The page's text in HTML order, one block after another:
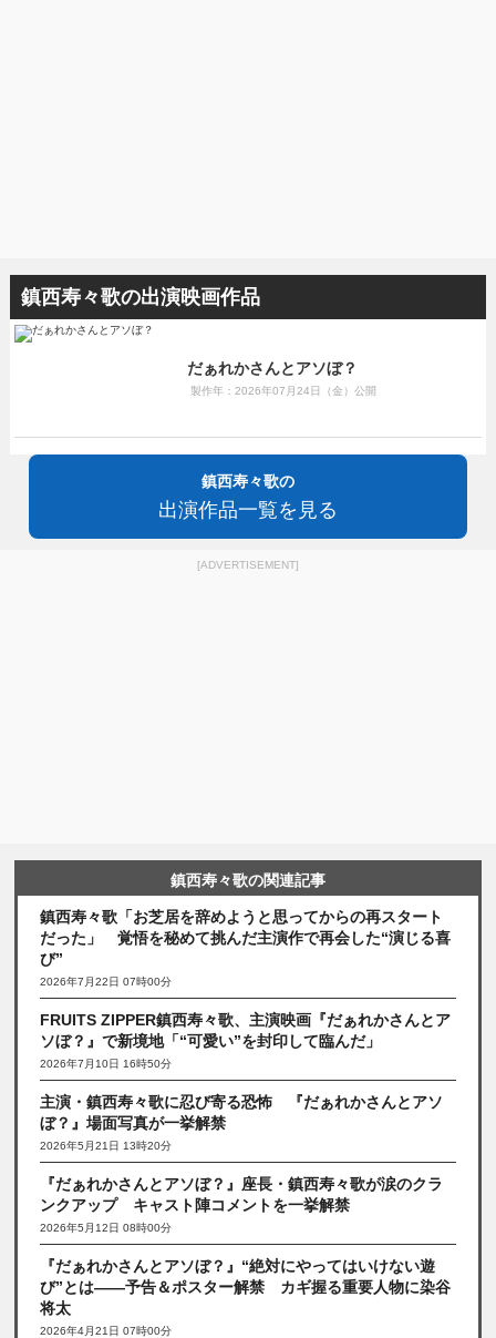
鎮西寿々歌の出演映画作品
だぁれかさんとアソぼ？
製作年：2026年07月24日（金）公開
鎮西寿々歌の
出演作品一覧を見る
[ADVERTISEMENT]
鎮西寿々歌の関連記事
鎮西寿々歌「お芝居を辞めようと思ってからの再スタート
だった」 覚悟を秘めて挑んだ主演作で再会した“演じる喜
び”
2026年7月22日 07時00分
FRUITS ZIPPER鎮西寿々歌、主演映画『だぁれかさんとア
ソぼ？』で新境地「“可愛い”を封印して臨んだ」
2026年7月10日 16時50分
主演・鎮西寿々歌に忍び寄る恐怖 『だぁれかさんとアソ
ぼ？』場面写真が一挙解禁
2026年5月21日 13時20分
『だぁれかさんとアソぼ？』座長・鎮西寿々歌が涙のクラ
ンクアップ キャスト陣コメントを一挙解禁
2026年5月12日 08時00分
『だぁれかさんとアソぼ？』“絶対にやってはいけない遊
び”とは――予告＆ポスター解禁 カギ握る重要人物に染谷
将太
2026年4月21日 07時00分